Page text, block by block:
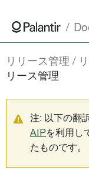
リリース管理
リース管理
注: 以下の翻
AIPを利用し
たものです。